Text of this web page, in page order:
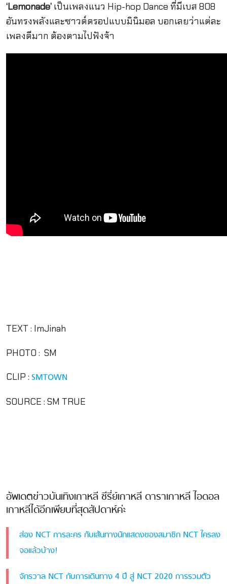
‘Lemonade’เป็นเพลงแนว Hip-hop Dance ที่มีเบส 808
อันทรงพลังและซาวด์ดรอปแบบมินิมอล บอกเลยว่าแต่ละ
เพลงดีมาก ต้องตามไปฟังจ้า
TEXT : ImJinah
PHOTO : SM
CLIP : SMTOWN
SOURCE : SM TRUE
อัพเดตข่าวบันเทิงเกาหลี ซีรี่ย์เกาหลี ดาราเกาหลี ไอดอล
เกาหลีได้อีกเพียบที่สุดสัปดาห์ค่ะ
ส่อง NCT การละคร กับเส้นทางนักแสดงของสมาชิก NCT ใครลง
จอแล้วบ้าง!
จักรวาล NCT กับการเดินทาง 4 ปี สู่ NCT 2020 การรวมตัว